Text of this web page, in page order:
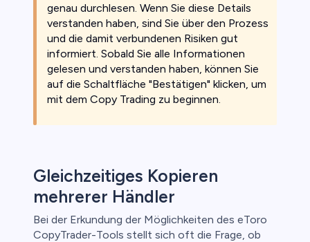
genau durchlesen. Wenn Sie diese Details
verstanden haben, sind Sie über den Prozess
und die damit verbundenen Risiken gut
informiert. Sobald Sie alle Informationen
gelesen und verstanden haben, können Sie
auf die Schaltfläche "Bestätigen" klicken, um
mit dem Copy Trading zu beginnen.
Gleichzeitiges Kopieren
mehrerer Händler
Bei der Erkundung der Möglichkeiten des eToro
CopyTrader-Tools stellt sich oft die Frage, ob